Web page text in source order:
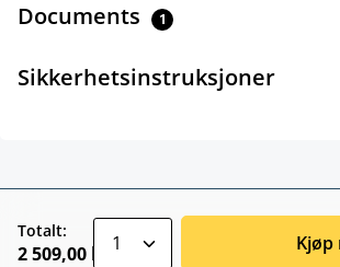
Documents 1
Sikkerhetsinstruksjoner
Totalt:
2 509,00 kr Kjøp